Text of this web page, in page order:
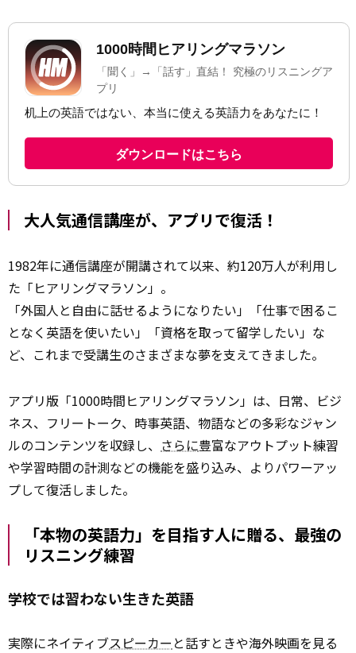
大人気通信講座が、アプリで復活！
1982年に通信講座が開講されて以来、約120万人が利用し
た「ヒアリングマラソン」。
「外国人と自由に話せるようになりたい」「仕事で困るこ
となく英語を使いたい」「資格を取って留学したい」な
ど、これまで受講生のさまざまな夢を支えてきました。
アプリ版「1000時間ヒアリングマラソン」は、日常、ビジ
ネス、フリートーク、時事英語、物語などの多彩なジャン
ルのコンテンツを収録し、 さらに豊富なアウトプット練習
や学習時間の計測などの機能を盛り込み、よりパワーアッ
プして復活しました。
「本物の英語力」を目指す人に贈る、最強の
リスニング練習
学校では習わない生きた英語
実際にネイティブスピーカー と話すときや海外映画を見る